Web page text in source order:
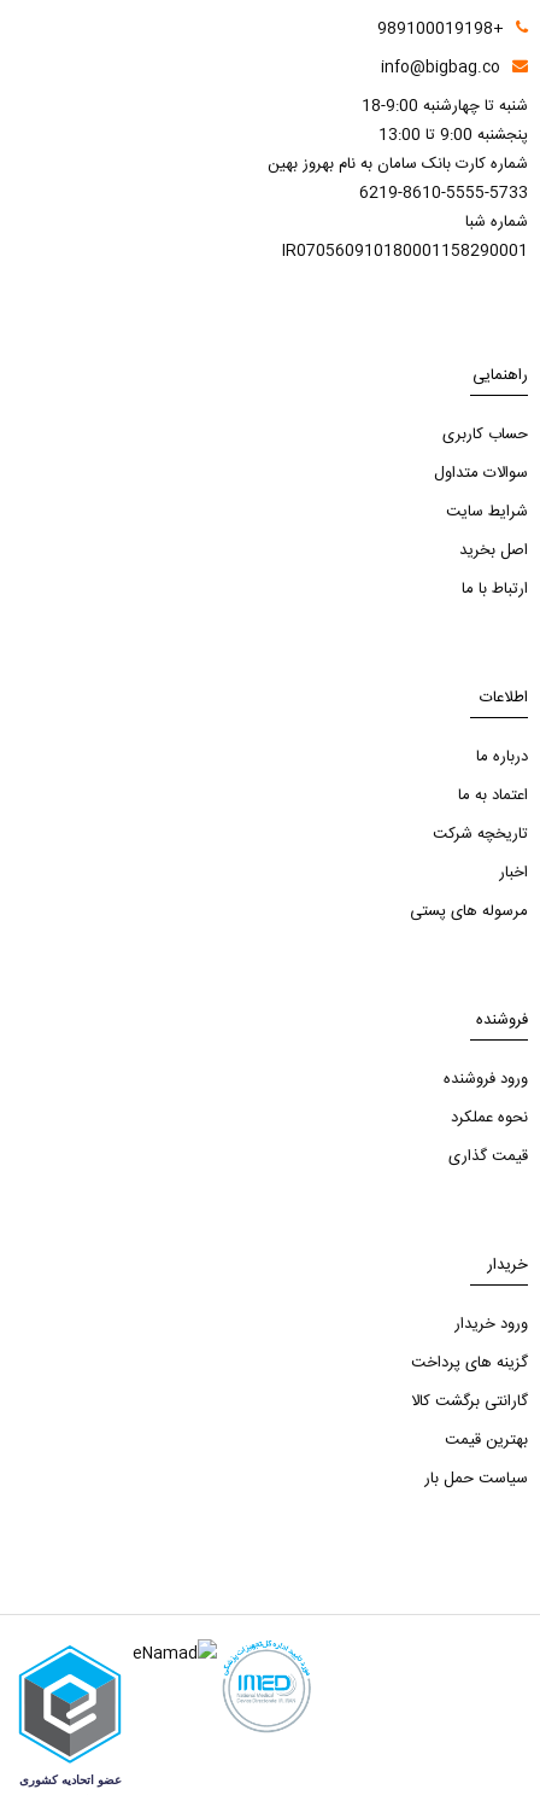
+989100019198
info@bigbag.co
شنبه تا چهارشنبه 9:00-18
پنجشنبه 9:00 تا 13:00
شماره کارت بانک سامان به نام بهروز بهین
6219-8610-5555-5733
شماره شبا
IR070560910180001158290001
راهنمایی
حساب کاربری
سوالات متداول
شرایط سایت
اصل بخرید
ارتباط با ما
اطلاعات
درباره ما
اعتماد به ما
تاریخچه شرکت
اخبار
مرسوله های پستی
فروشنده
ورود فروشنده
نحوه عملکرد
قیمت گذاری
خریدار
ورود خریدار
گزینه های پرداخت
گارانتی برگشت کالا
بهترین قیمت
سیاست حمل بار